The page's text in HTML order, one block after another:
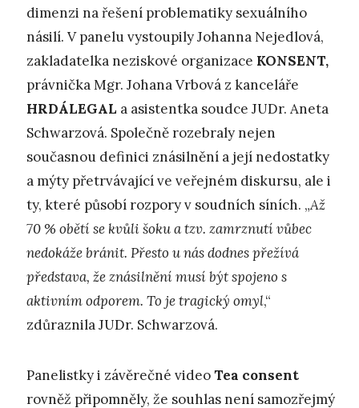
dimenzi na řešení problematiky sexuálního
násilí. V panelu vystoupily Johanna Nejedlová,
zakladatelka neziskové organizace KONSENT,
právnička Mgr. Johana Vrbová z kanceláře
HRDÁLEGAL a asistentka soudce JUDr. Aneta
Schwarzová. Společně rozebraly nejen
současnou definici znásilnění a její nedostatky
a mýty přetrvávající ve veřejném diskursu, ale i
ty, které působí rozpory v soudních síních. „Až
70 % obětí se kvůli šoku a tzv. zamrznutí vůbec
nedokáže bránit. Přesto u nás dodnes přežívá
představa, že znásilnění musí být spojeno s
aktivním odporem. To je tragický omyl,“
zdůraznila JUDr. Schwarzová.
Panelistky i závěrečné videoTea consent
rovněž připomněly, že souhlas není samozřejmý